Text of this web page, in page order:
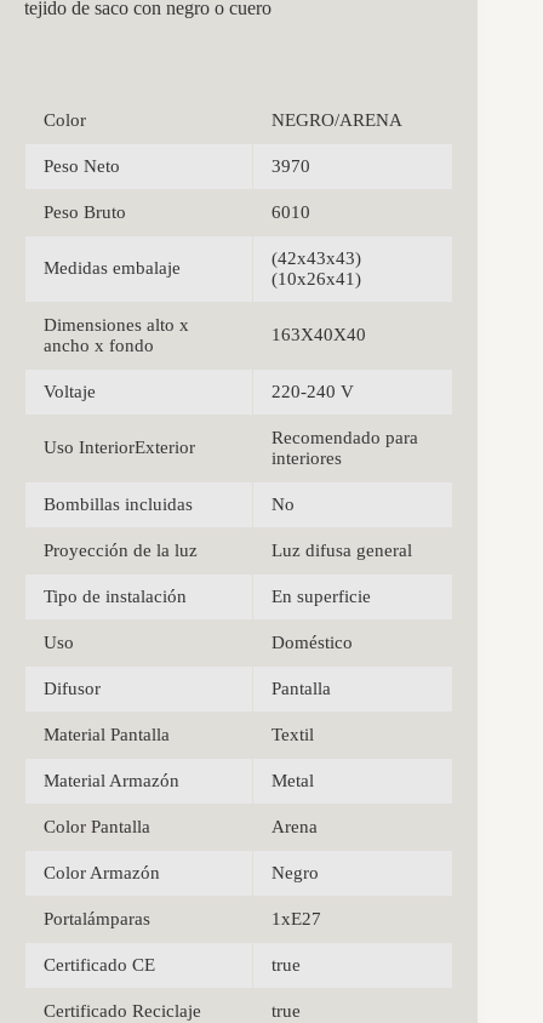
tejido de saco con negro o cuero
Color NEGRO/ARENA
Peso Neto 3970
Peso Bruto 6010
Medidas embalaje
(42x43x43)
(10x26x41)
Dimensiones alto x
ancho x fondo
163X40X40
Voltaje 220-240 V
Uso InteriorExterior
Recomendado para
interiores
Bombillas incluidas No
Proyección de la luz Luz difusa general
Tipo de instalación En superficie
Uso Doméstico
Difusor Pantalla
Material Pantalla Textil
Material Armazón Metal
Color Pantalla Arena
Color Armazón Negro
Portalámparas 1xE27
Certificado CE true
Certificado Reciclaje true